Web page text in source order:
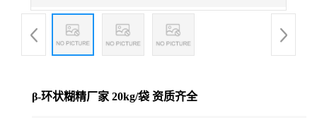
β-环状糊精厂家 20kg/袋 资质齐全